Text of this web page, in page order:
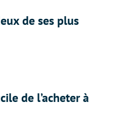
de ses plus
de l’acheter à